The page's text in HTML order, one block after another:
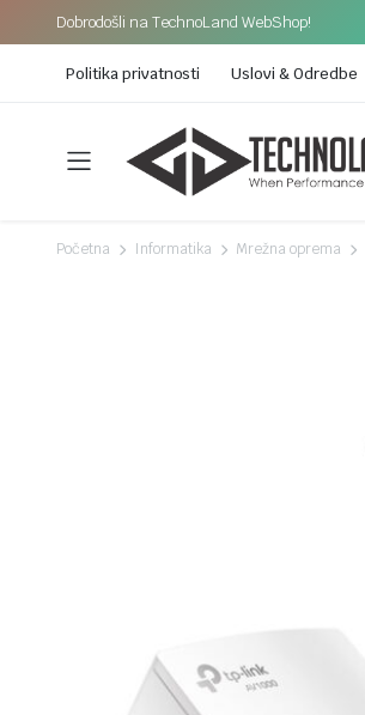
Dobrodošli na TechnoLand WebShop!
Politika privatnosti Uslovi & Odredbe
Početna Informatika Mrežna oprema